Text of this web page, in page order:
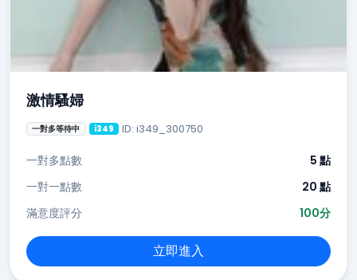
激情騷婦
一對多等待中 i349 ID: i349_300750
一對多點數
5 點
一對一點數
20 點
滿意度評分
100分
立即進入